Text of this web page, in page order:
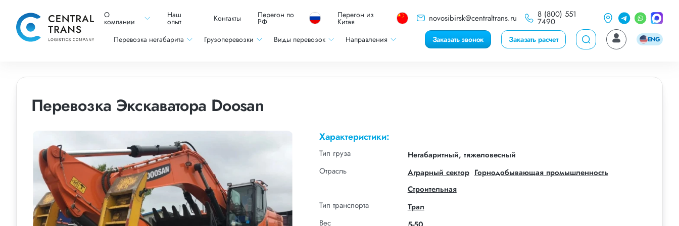
О
компании
Наш
опыт Контакты Перегон по
РФ
Перегон из
Китая novosibirsk@centraltrans.ru 8 (800) 551
7490
Перевозка негабарита Грузоперевозки Виды перевозок Направления Заказать звонок Заказать расчет ENG
Перевозка Экскаватора Doosan
Характеристики:
Тип груза
Негабаритный, тяжеловесный
Отрасль
Аграрный сектор Горнодобывающая промышленность
Строительная
Тип транспорта
Трал
Вес